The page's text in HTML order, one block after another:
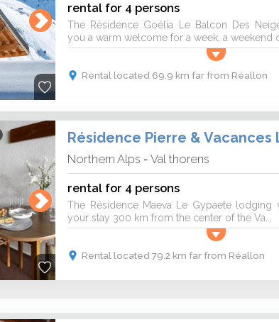
rental for 4 persons
The Résidence Goélia Le Balcon Des
you a warm welcome for a week, a weekend
Rental located 69.9 km far from Réallon
Résidence Pierre & Vacances
Northern Alps -Val thorens
rental for 4 persons
The Résidence Maeva Le Gypaete
your stay 300 km from the center of the Va...
Rental located 79.2 km far from Réallon